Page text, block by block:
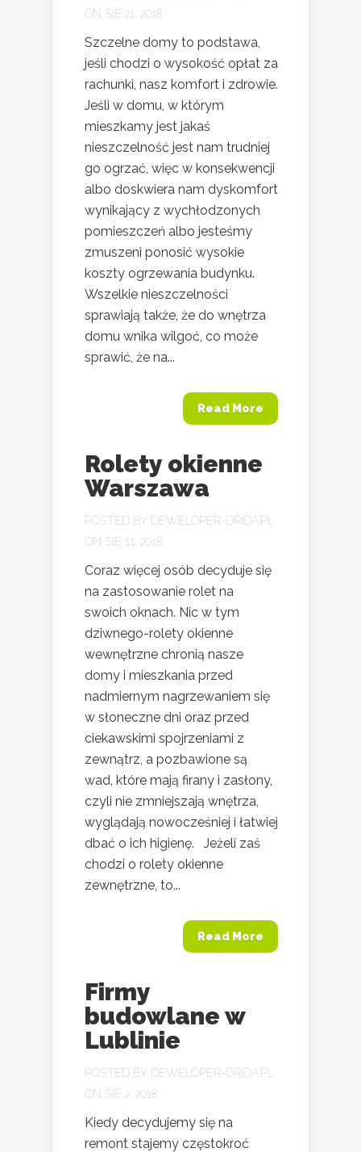
ON SIE 21, 2018
Szczelne domy to podstawa,
jeśli chodzi o wysokość opłat za
rachunki, nasz komfort i zdrowie.
Jeśli w domu, w którym
mieszkamy jest jakaś
nieszczelność jest nam trudniej
go ogrzać, więc w konsekwencji
albo doskwiera nam dyskomfort
wynikający z wychłodzonych
pomieszczeń albo jesteśmy
zmuszeni ponosić wysokie
koszty ogrzewania budynku.
Wszelkie nieszczelności
sprawiają także, że do wnętrza
domu wnika wilgoć, co może
sprawić, że na...
Read More
Rolety okienne
Warszawa
POSTED BY DEWELOPER-ORIDA.PL
ON SIE 11, 2018
Coraz więcej osób decyduje się
na zastosowanie rolet na
swoich oknach. Nic w tym
dziwnego-rolety okienne
wewnętrzne chronią nasze
domy i mieszkania przed
nadmiernym nagrzewaniem się
w słoneczne dni oraz przed
ciekawskimi spojrzeniami z
zewnątrz, a pozbawione są
wad, które mają firany i zasłony,
czyli nie zmniejszają wnętrza,
wyglądają nowocześniej i łatwiej
dbać o ich higienę. Jeżeli zaś
chodzi o rolety okienne
zewnętrzne, to...
Read More
Firmy
budowlane w
Lublinie
POSTED BY DEWELOPER-ORIDA.PL
ON SIE 2, 2018
Kiedy decydujemy się na
remont stajemy częstokroć